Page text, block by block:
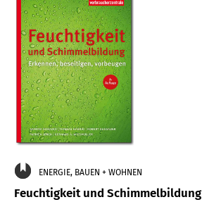
ENERGIE, BAUEN + WOHNEN
Feuchtigkeit und Schimmelbildung